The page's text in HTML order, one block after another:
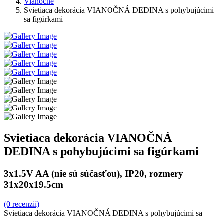
Svietiaca dekorácia VIANOČNÁ DEDINA s pohybujúcimi
sa figúrkami
Svietiaca dekorácia VIANOČNÁ
DEDINA s pohybujúcimi sa figúrkami
3x1.5V AA (nie sú súčasťou), IP20, rozmery
31x20x19.5cm
(0 recenzií)
Svietiaca dekorácia VIANOČNÁ DEDINA s pohybujúcimi sa